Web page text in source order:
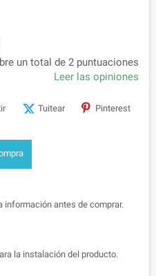
un total de 2 puntuaciones
Leer las opiniones
Tuitear Pinterest
información antes de comprar.
la instalación del producto.